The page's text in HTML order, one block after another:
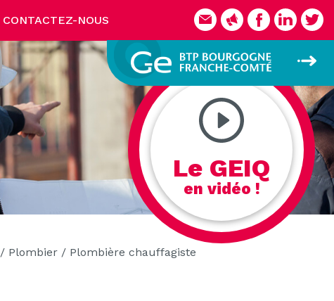
CONTACTEZ-NOUS
Le GEIQ
en vidéo !
/ Plombier / Plombière chauffagiste